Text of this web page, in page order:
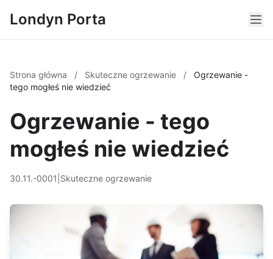
Londyn Porta
Strona główna / Skuteczne ogrzewanie /
Ogrzewanie -
tego mogłeś nie wiedzieć
Ogrzewanie - tego
mogłeś nie wiedzieć
30.11.-0001 Skuteczne ogrzewanie